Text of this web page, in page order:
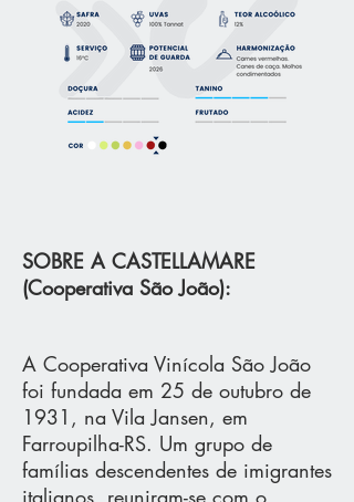
SOBRE A CASTELLAMARE
(Cooperativa São João):
A Cooperativa Vinícola São João
foi fundada em 25 de outubro de
1931, na Vila Jansen, em
Farroupilha-RS. Um grupo de
famílias descendentes de imigrantes
italianos, reuniram-se com o